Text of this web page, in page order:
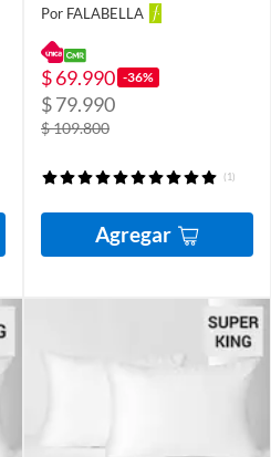
Por FALABELLA
$ 69.990 -36%
$ 79.990
$ 109.800
(1)
Agregar